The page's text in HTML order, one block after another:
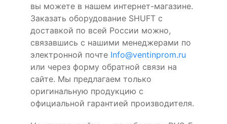
вы можете в нашем интернет-магазине.
Заказать оборудование SHUFT с
доставкой по всей России можно,
связавшись с нашими менеджерами по
электронной почте Info@ventinprom.ru
или через форму обратной связи на
сайте. Мы предлагаем только
оригинальную продукцию с
официальной гарантией производителя.